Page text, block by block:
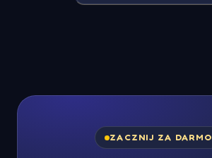
ZACZNIJ ZA DARMO